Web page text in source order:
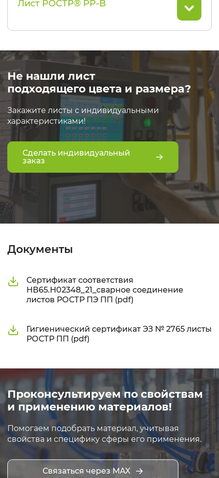
Лист РОСТР® PP-B
Не нашли лист
подходящего цвета и размера?
Закажите листы с индивидуальными
характеристиками!
Сделать индивидуальный
заказ
Документы
Сертификат соответствия
НВ65.Н02348_21_сварное соединение
листов РОСТР ПЭ ПП (pdf)
Гигиенический сертификат ЭЗ № 2765 листы
РОСТР ПП (pdf)
Проконсультируем по свойствам
и применению материалов!
Помогаем подобрать материал, учитывая
свойства и специфику сферы его применения.
Связаться через MAX